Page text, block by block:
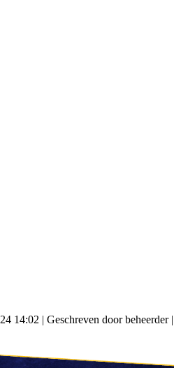
14:02 | Geschreven door beheerder|